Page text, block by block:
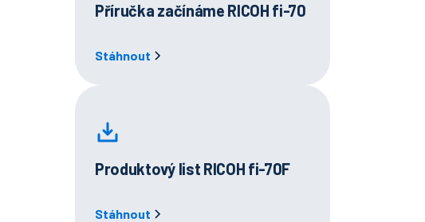
Příručka začínáme RICOH fi-70
Stáhnout
Produktový list RICOH fi-70F
Stáhnout